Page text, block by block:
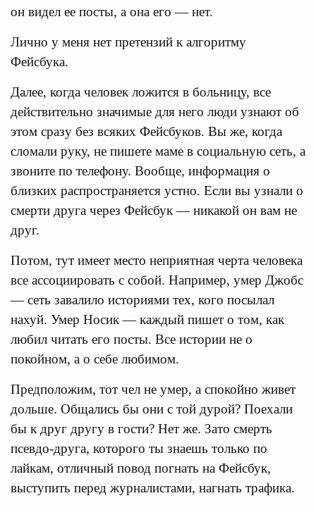
он видел ее посты, а она его — нет.
Лично у меня нет претензий к алгоритму
Фейсбука.
Далее, когда человек ложится в больницу, все
действительно значимые для него люди узнают об
этом сразу без всяких Фейсбуков. Вы же, когда
сломали руку, не пишете маме в социальную сеть, а
звоните по телефону. Вообще, информация о
близких распространяется устно. Если вы узнали о
смерти друга через Фейсбук — никакой он вам не
друг.
Потом, тут имеет место неприятная черта человека
все ассоциировать с собой. Например, умер Джобс
— сеть завалило историями тех, кого посылал
нахуй. Умер Носик — каждый пишет о том, как
любил читать его посты. Все истории не о
покойном, а о себе любимом.
Предположим, тот чел не умер, а спокойно живет
дольше. Общались бы они с той дурой? Поехали
бы к друг другу в гости? Нет же. Зато смерть
псевдо-друга, которого ты знаешь только по
лайкам, отличный повод погнать на Фейсбук,
выступить перед журналистами, нагнать трафика.